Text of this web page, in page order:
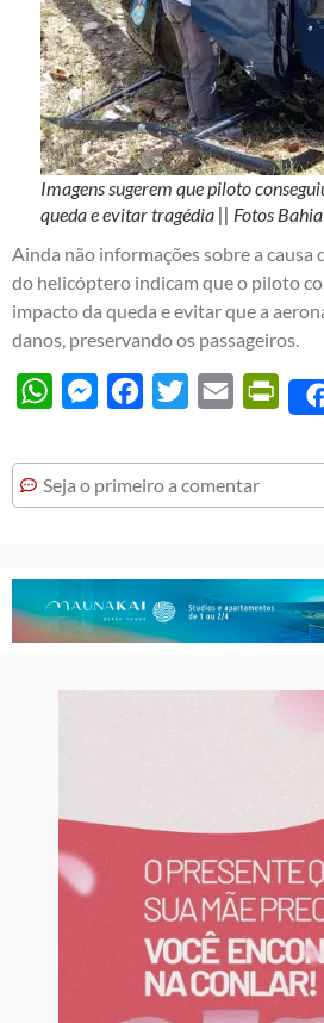
Imagens sugerem que piloto
queda e evitar tragédia || Fotos
Ainda não informações sobre a causa
do helicóptero indicam que o piloto
impacto da queda e evitar que a
danos, preservando os passageiros.
WhatsAppMessengerFacebook
Twitter Email
Seja o primeiro a comentar